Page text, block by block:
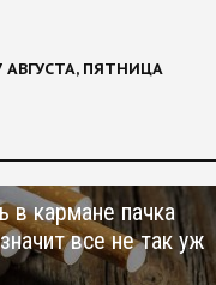
АВГУСТА, ПЯТНИЦА
в кармане пачка
все не так уж